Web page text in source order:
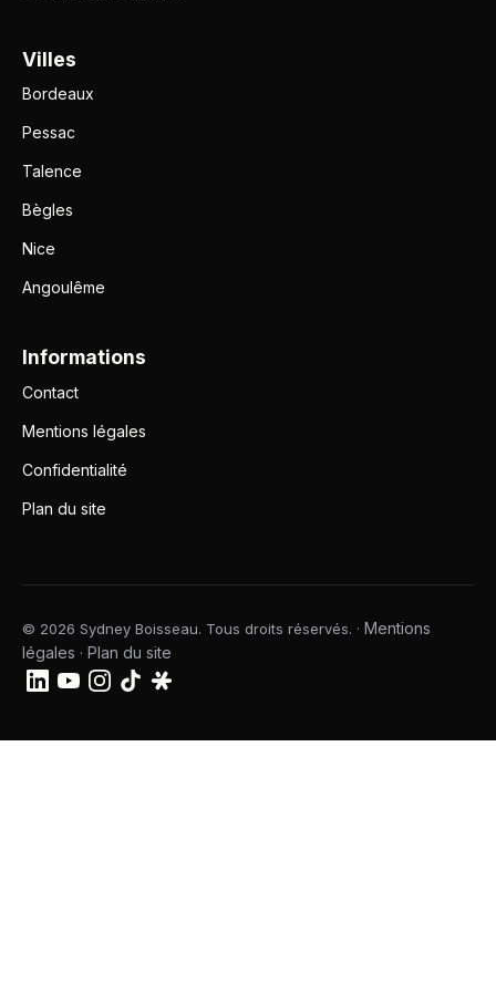
Villes
Bordeaux
Pessac
Talence
Bègles
Nice
Angoulême
Informations
Contact
Mentions légales
Confidentialité
Plan du site
© 2026 Sydney Boisseau. Tous droits réservés. · Mentions
légales · Plan du site